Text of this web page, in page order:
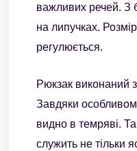
важливих речей. З
на липучках.
регулюється.
Рюкзак виконаний
Завдяки
видно в темряві.
служить не тільки